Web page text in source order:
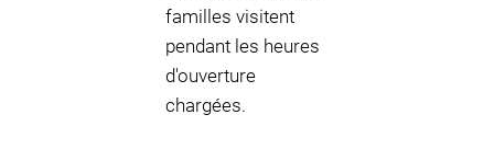
familles visitent
pendant les heures
d'ouverture
chargées.